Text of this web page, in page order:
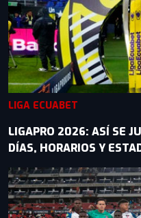
LIGA ECUABET
LIGAPRO 2026: ASÍ SE
DÍAS, HORARIOS Y